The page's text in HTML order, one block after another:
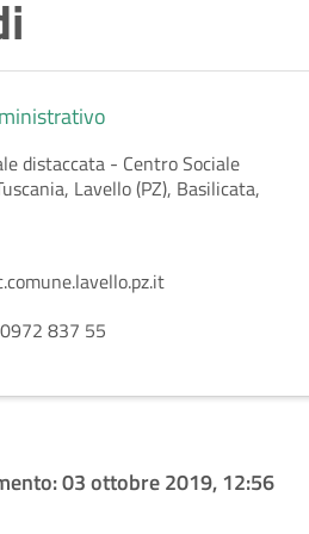
distaccata - Centro Sociale
Lavello (PZ), Basilicata,
837 55
03 ottobre 2019, 12:56